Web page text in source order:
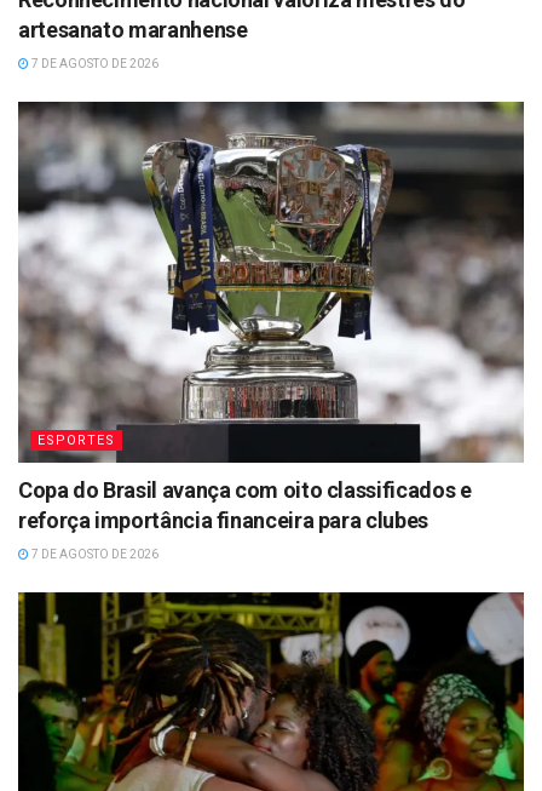
artesanato maranhense
7 DE AGOSTO DE 2026
ESPORTES
Copa do Brasil avança com oito classificados e
reforça importância financeira para clubes
7 DE AGOSTO DE 2026